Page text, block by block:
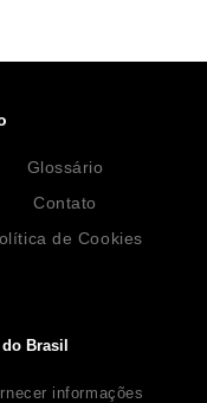
Brasil
informações
Glossário
Contato
de Cookies